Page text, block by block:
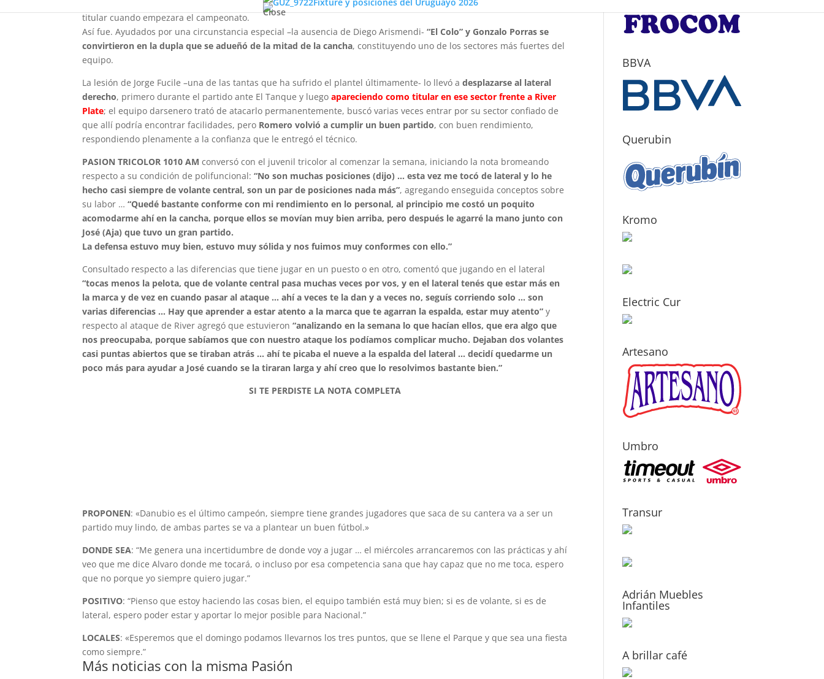
Close
personalidad, búsqueda permanente de espacios, que anunciaba que perfectamente podía meterse en el equipo
titular cuando empezara el campeonato.
Así fue. Ayudados por una circunstancia especial –la ausencia de Diego Arismendi-“El Colo” y Gonzalo Porras se
convirtieron en la dupla que se adueñó de la mitad de la cancha, constituyendo uno de los sectores más fuertes del
equipo.
La lesión de Jorge Fucile –una de las tantas que ha sufrido el plantel últimamente- lo llevó adesplazarse al lateral
derecho, primero durante el partido ante El Tanque y luegoapareciendo como titular en ese sector frente a River
Plate; el equipo darsenero trató de atacarlo permanentemente, buscó varias veces entrar por su sector confiado de
que allí podría encontrar facilidades, pero Romero volvió a cumplir un buen partido, con buen rendimiento,
respondiendo plenamente a la confianza que le entregó el técnico.
PASION TRICOLOR 1010 AM conversó con el juvenil tricolor al comenzar la semana, iniciando la nota bromeando
respecto a su condición de polifuncional:“No son muchas posiciones (dijo) … esta vez me tocó de lateral y lo he
hecho casi siempre de volante central, son un par de posiciones nada más”, agregando enseguida conceptos sobre
su labor …“Quedé bastante conforme con mi rendimiento en lo personal, al principio me costó un poquito
acomodarme ahí en la cancha, porque ellos se movían muy bien arriba, pero después le agarré la mano junto con
José (Aja) que tuvo un gran partido.
La defensa estuvo muy bien, estuvo muy sólida y nos fuimos muy conformes con ello.”
Consultado respecto a las diferencias que tiene jugar en un puesto o en otro, comentó que jugando en el lateral
“tocas menos la pelota, que de volante central pasa muchas veces por vos, y en el lateral tenés que estar más en
la marca y de vez en cuando pasar al ataque … ahí a veces te la dan y a veces no, seguís corriendo solo … son
varias diferencias … Hay que aprender a estar atento a la marca que te agarran la espalda, estar muy atento” y
respecto al ataque de River agregó que estuvieron“analizando en la semana lo que hacían ellos, que era algo que
nos preocupaba, porque sabíamos que con nuestro ataque los podíamos complicar mucho. Dejaban dos volantes
casi puntas abiertos que se tiraban atrás … ahí te picaba el nueve a la espalda del lateral … decidí quedarme un
poco más para ayudar a José cuando se la tiraran larga y ahí creo que lo resolvimos bastante bien.”
SI TE PERDISTE LA NOTA COMPLETA
PROPONEN: «Danubio es el último campeón, siempre tiene grandes jugadores que saca de su cantera va a ser un
partido muy lindo, de ambas partes se va a plantear un buen fútbol.»
DONDE SEA: “Me genera una incertidumbre de donde voy a jugar … el miércoles arrancaremos con las prácticas y ahí
veo que me dice Alvaro donde me tocará, o incluso por esa competencia sana que hay capaz que no me toca, espero
que no porque yo siempre quiero jugar.”
POSITIVO: “Pienso que estoy haciendo las cosas bien, el equipo también está muy bien; si es de volante, si es de
lateral, espero poder estar y aportar lo mejor posible para Nacional.”
LOCALES: «Esperemos que el domingo podamos llevarnos los tres puntos, que se llene el Parque y que sea una fiesta
como siempre.”
Más noticias con la misma Pasión
BBVA
Querubin
Kromo
Electric Cur
Artesano
Umbro
Transur
Adrián Muebles
Infantiles
A brillar café